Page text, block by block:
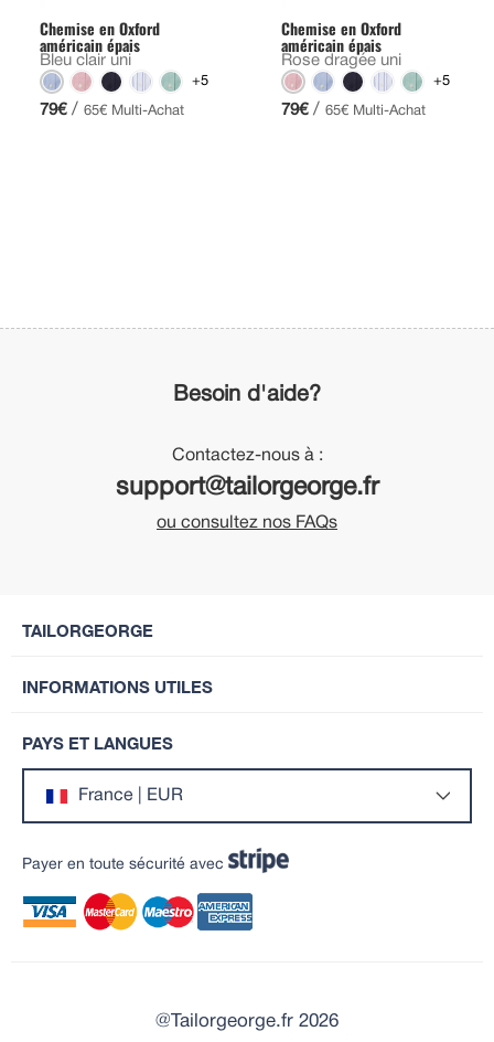
Chemise en Oxford
américain épais
Bleu clair uni
+5
79€ / 65€ Multi-Achat
Chemise en Oxford
américain épais
Rose dragée uni
+5
79€ / 65€ Multi-Achat
Besoin d'aide?
Contactez-nous à :
support@tailorgeorge.fr
ou consultez nos FAQs
TAILORGEORGE
INFORMATIONS UTILES
PAYS ET LANGUES
France | EUR
Payer en toute sécurité avec
@Tailorgeorge.fr 2026